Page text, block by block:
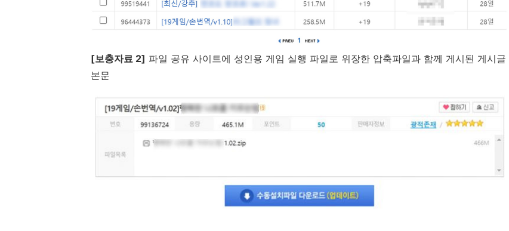
[보충자료 2] 파일 공유 사이트에 성인용 게임 실행 파일로 위장한 압축파일과 함께 게시된 게시글
본문